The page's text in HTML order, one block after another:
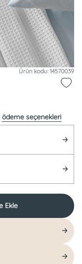
Ürün kodu: 14570039
ödeme seçenekleri
Ekle